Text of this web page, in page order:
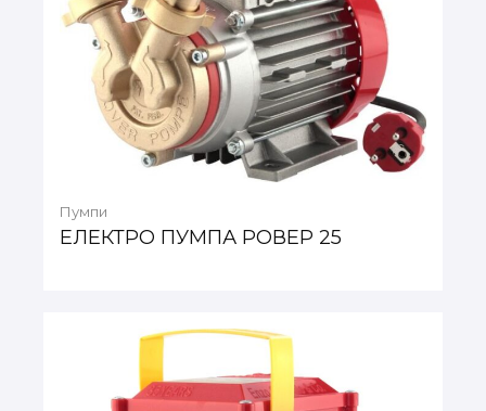
Пумпи
ЕЛЕКТРО ПУМПА РОВЕР 25